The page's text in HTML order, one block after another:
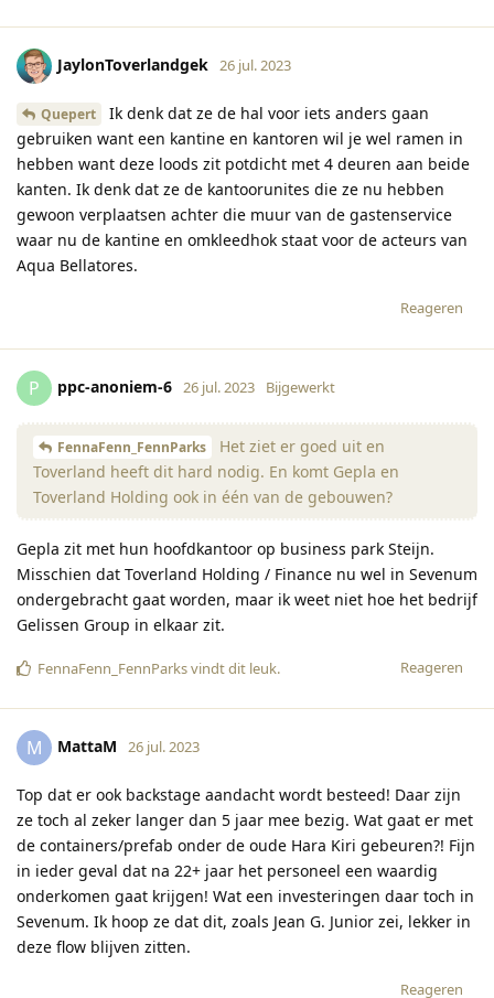
JaylonToverlandgek 26 jul. 2023
Quepert
Ik denk dat ze de hal voor iets anders gaan
gebruiken want een kantine en kantoren wil je wel ramen in
hebben want deze loods zit potdicht met 4 deuren aan beide
kanten. Ik denk dat ze de kantoorunites die ze nu hebben
gewoon verplaatsen achter die muur van de gastenservice
waar nu de kantine en omkleedhok staat voor de acteurs van
Aqua Bellatores.
Reageren
P ppc-anoniem-6 26 jul. 2023 Bijgewerkt
FennaFenn_FennParks
Het ziet er goed uit en
Toverland heeft dit hard nodig. En komt Gepla en
Toverland Holding ook in één van de gebouwen?
Gepla zit met hun hoofdkantoor op business park Steijn.
Misschien dat Toverland Holding / Finance nu wel in Sevenum
ondergebracht gaat worden, maar ik weet niet hoe het bedrijf
Gelissen Group in elkaar zit.
Reageren
FennaFenn_FennParksvindt dit leuk.
M MattaM 26 jul. 2023
Top dat er ook backstage aandacht wordt besteed! Daar zijn
ze toch al zeker langer dan 5 jaar mee bezig. Wat gaat er met
de containers/prefab onder de oude Hara Kiri gebeuren?! Fijn
in ieder geval dat na 22+ jaar het personeel een waardig
onderkomen gaat krijgen! Wat een investeringen daar toch in
Sevenum. Ik hoop ze dat dit, zoals Jean G. Junior zei, lekker in
deze flow blijven zitten.
Reageren